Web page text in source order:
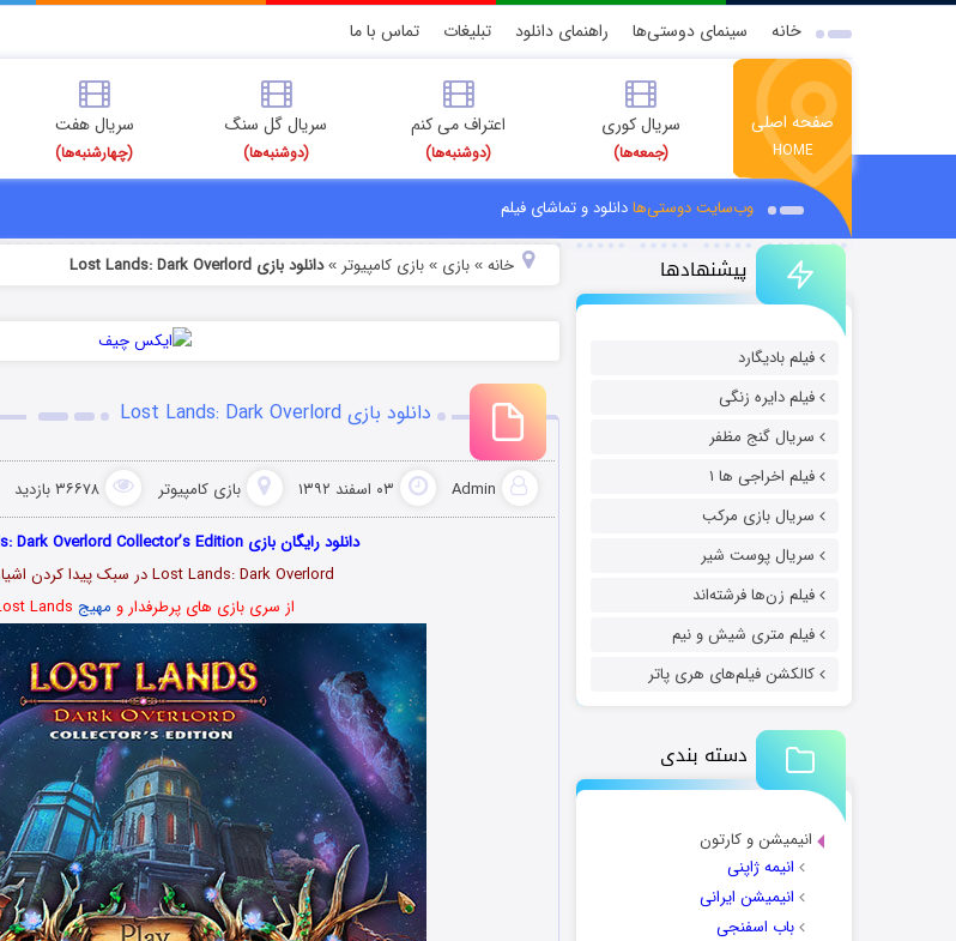
خانه سینمای دوستی‌ها راهنمای دانلود تبلیغات تماس با ما
صفحه اصلی
HOME
سریال کوری
(جمعه‌ها)
اعتراف می کنم
(دوشنبه‌ها)
سریال گل سنگ
(دوشنبه‌ها)
سریال هفت
(چهارشنبه‌ها)
وب‌سایت دوستی‌هادانلود و تماشای فیلم
پیشنهادها
فیلم بادیگارد
فیلم دایره زنگی
سریال گنج مظفر
فیلم اخراجی ها ۱
سریال بازی مرکب
سریال پوست شیر
فیلم زن‌ها فرشته‌اند
فیلم متری شیش و نیم
کالکشن فیلم‌های هری پاتر
دسته بندی
انیمیشن و کارتون
انیمه ژاپنی
انیمیشن ایرانی
باب اسفنجی
خانه» بازی » بازی کامپیوتر »دانلود بازی Lost Lands: Dark Overlord
دانلود بازی Lost Lands: Dark Overlord
Admin ۰۳ اسفند ۱۳۹۲ بازی کامپیوتر ۳۶۶۷۸ بازدید
دانلود رایگان بازی Lost Lands: Dark Overlord Collector’s Edition
Lost Lands: Dark Overlord در سبک پیدا کردن اشیاء پنهان
از سری بازی های پرطرفدار و مهیج